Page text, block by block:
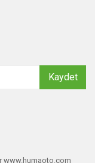
Kaydet
www.humaoto.com